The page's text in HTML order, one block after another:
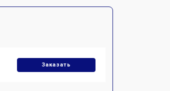
Заказать